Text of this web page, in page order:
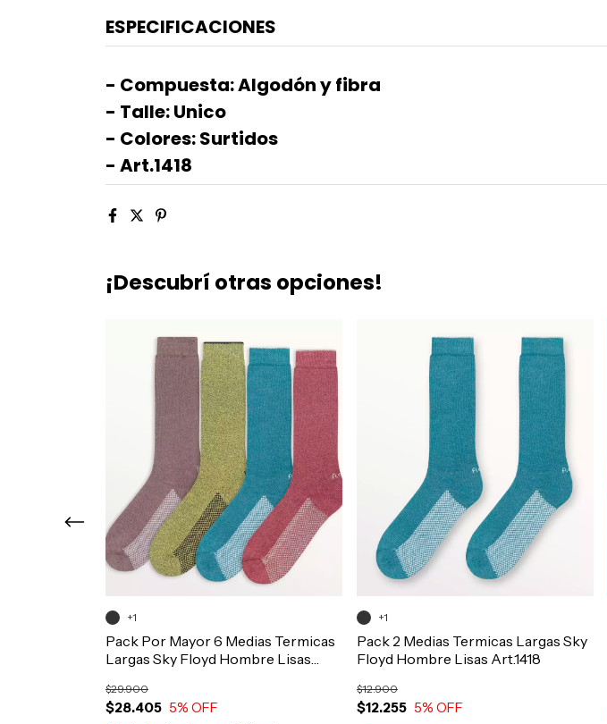
ESPECIFICACIONES
- Compuesta: Algodón y fibra
- Talle: Unico
- Colores: Surtidos
- Art.1418
¡Descubrí otras opciones!
Pack Por Mayor 6 Medias Termicas
Largas Sky Floyd Hombre Lisas
$28.405
$29.900
5% OFF
+1
Pack 2 Medias Termicas Largas Sky
Floyd Hombre Lisas Art.1418
$12.255
$12.900
5% OFF
+1